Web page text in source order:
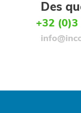
toutes
leur
fiscale
Des
+32